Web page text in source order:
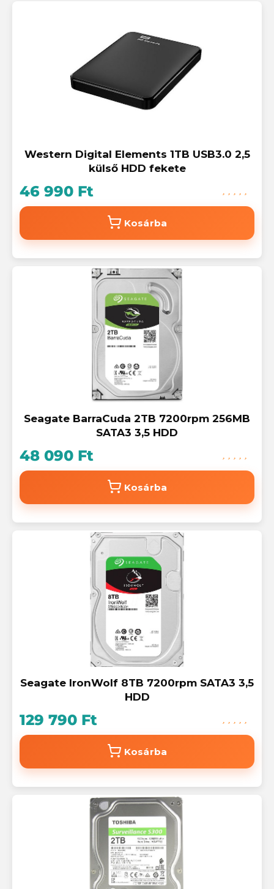
Western Digital Elements 1TB USB3.0 2,5
külső HDD fekete
46 990 Ft
Kosárba
Seagate BarraCuda 2TB 7200rpm 256MB
SATA3 3,5 HDD
48 090 Ft
Kosárba
Seagate IronWolf 8TB 7200rpm SATA3 3,5
HDD
129 790 Ft
Kosárba